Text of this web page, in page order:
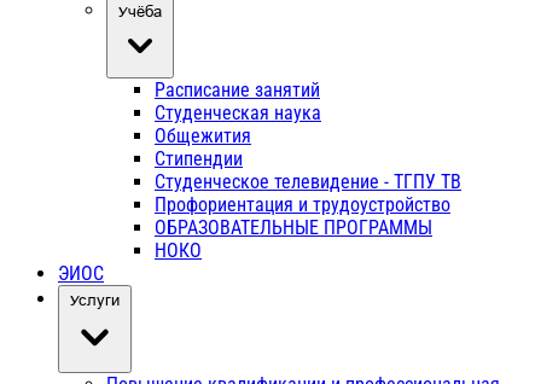
Учёба
Расписание занятий
Студенческая наука
Общежития
Стипендии
Студенческое телевидение - ТГПУ ТВ
Профориентация и трудоустройство
ОБРАЗОВАТЕЛЬНЫЕ ПРОГРАММЫ
НОКО
ЭИОС
Услуги